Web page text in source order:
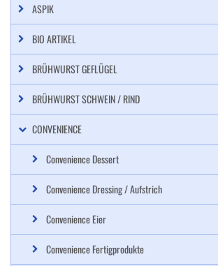
ASPIK
BIO ARTIKEL
BRÜHWURST GEFLÜGEL
BRÜHWURST SCHWEIN / RIND
CONVENIENCE
Convenience Dessert
Convenience Dressing / Aufstrich
Convenience Eier
Convenience Fertigprodukte